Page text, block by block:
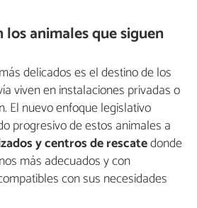
animales que siguen
delicados es el destino de los
viven en instalaciones privadas o
El nuevo enfoque legislativo
progresivo de estos animales a
y centros de rescatedonde
más adecuados y con
con sus necesidades